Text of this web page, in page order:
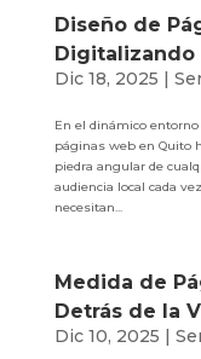
Diseño de
Digitalizando
Dic 18, 2025 |
En el dinámico
páginas web en Quito
piedra angular de
audiencia local cada
necesitan...
Medida de
Detrás de la
Dic 10, 2025 |